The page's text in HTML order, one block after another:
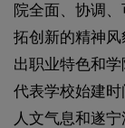
院全面、协调
拓创新的精神风
出职业特色和
代表学校始建
人文气息和遂宁